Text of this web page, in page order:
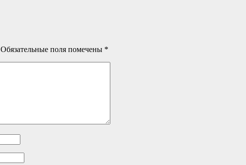
Обязательные поля помечены *